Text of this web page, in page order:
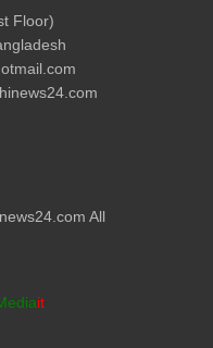
Floor)
All
it